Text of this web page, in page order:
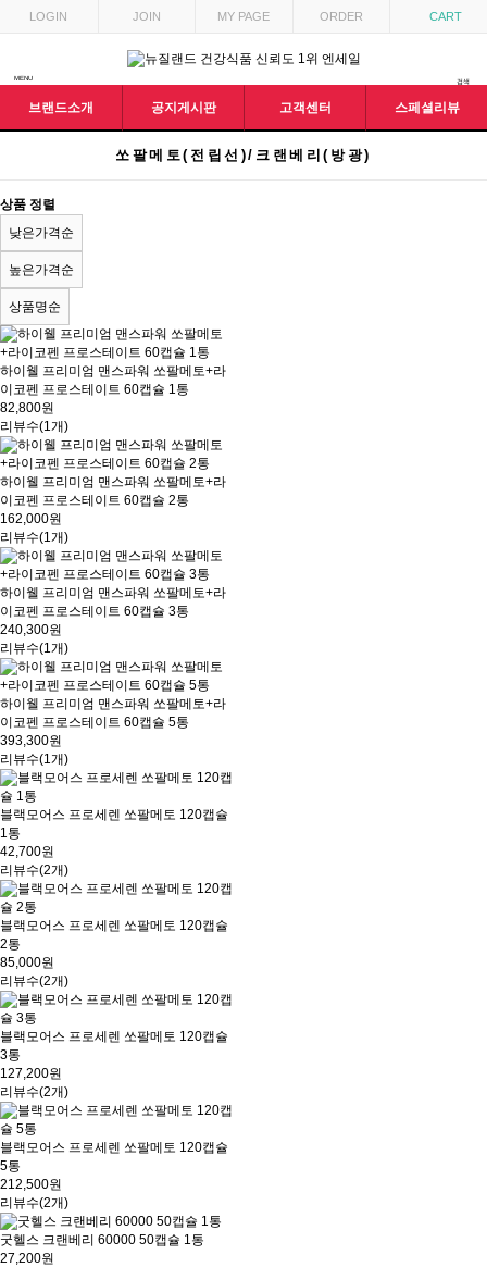
LOGIN JOIN MY PAGE ORDER CART
MENU 검색
브랜드소개 공지게시판 고객센터 스페셜리뷰
쏘팔메토(전립선)/크랜베리(방광)
상품 정렬
낮은가격순
높은가격순
상품명순
하이웰 프리미엄 맨스파워 쏘팔메토+라
이코펜 프로스테이트 60캡슐 1통
82,800원
리뷰수(1개)
하이웰 프리미엄 맨스파워 쏘팔메토+라
이코펜 프로스테이트 60캡슐 2통
162,000원
리뷰수(1개)
하이웰 프리미엄 맨스파워 쏘팔메토+라
이코펜 프로스테이트 60캡슐 3통
240,300원
리뷰수(1개)
하이웰 프리미엄 맨스파워 쏘팔메토+라
이코펜 프로스테이트 60캡슐 5통
393,300원
리뷰수(1개)
블랙모어스 프로세렌 쏘팔메토 120캡슐
1통
42,700원
리뷰수(2개)
블랙모어스 프로세렌 쏘팔메토 120캡슐
2통
85,000원
리뷰수(2개)
블랙모어스 프로세렌 쏘팔메토 120캡슐
3통
127,200원
리뷰수(2개)
블랙모어스 프로세렌 쏘팔메토 120캡슐
5통
212,500원
리뷰수(2개)
굿헬스 크랜베리 60000 50캡슐 1통
27,200원